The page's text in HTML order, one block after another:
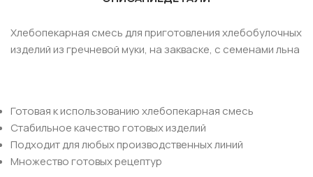
Хлебопекарная смесь для приготовления хлебобулочных
изделий из гречневой муки, на закваске, с семенами льна
Готовая к использованию хлебопекарная смесь
Cтабильное качество готовых изделий
Подходит для любых производственных линий
Множество готовых рецептур